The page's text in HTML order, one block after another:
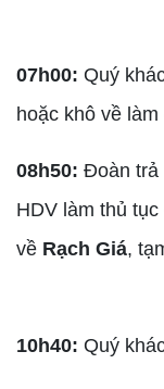
07h00: Quý
hoặc khô về làm
08h50: Đoàn trả
HDV làm thủ
về Rạch Giá,
10h40: Quý